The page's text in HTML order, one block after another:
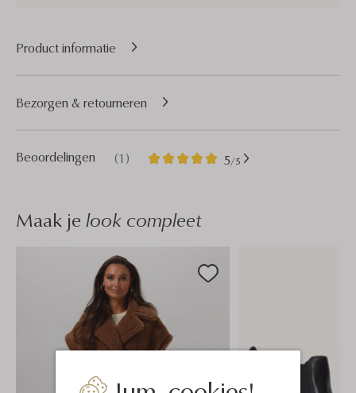
Product informatie
Beoordelingen (1) 5/5
1
5
Bezorgen & retourneren
Maak je look compleet